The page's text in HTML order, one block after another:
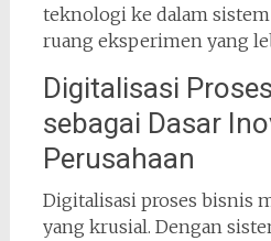
teknologi ke dalam
ruang eksperimen yang
Digitalisasi
sebagai Dasar
Perusahaan
Digitalisasi proses bisnis
yang krusial. Dengan